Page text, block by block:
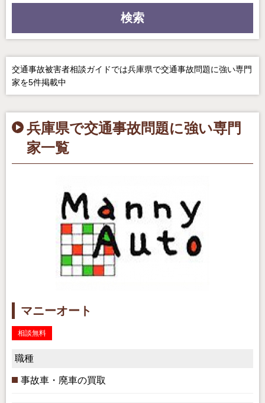
検索
交通事故被害者相談ガイドでは兵庫県で交通事故問題に強い専門
家を5件掲載中
兵庫県で交通事故問題に強い専門
家一覧
マニーオート
相談無料
職種
事故車・廃車の買取